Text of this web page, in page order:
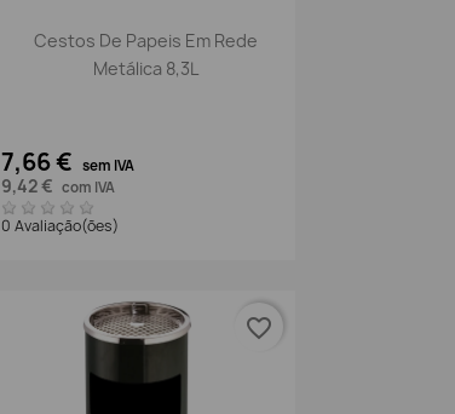
Vista rápida
Cestos De Papeis Em Rede
Metálica 8,3L
7,66 € sem IVA
9,42 € com IVA
0 Avaliação(ões)
favorite_border